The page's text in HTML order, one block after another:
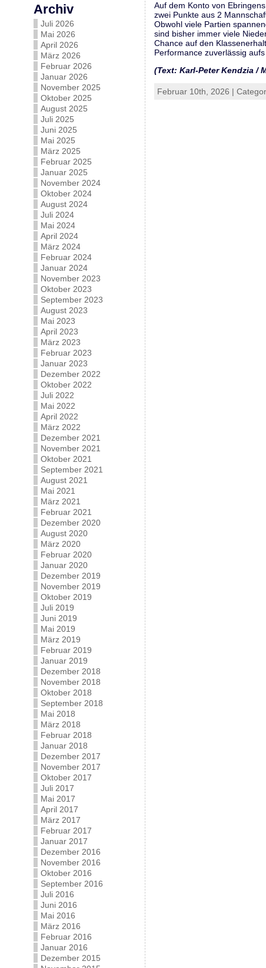
Archiv
Juli 2026
Mai 2026
April 2026
März 2026
Februar 2026
Januar 2026
November 2025
Oktober 2025
August 2025
Juli 2025
Juni 2025
Mai 2025
März 2025
Februar 2025
Januar 2025
November 2024
Oktober 2024
August 2024
Juli 2024
Mai 2024
April 2024
März 2024
Februar 2024
Januar 2024
November 2023
Oktober 2023
September 2023
August 2023
Mai 2023
April 2023
März 2023
Februar 2023
Januar 2023
Dezember 2022
Oktober 2022
Juli 2022
Mai 2022
April 2022
März 2022
Dezember 2021
November 2021
Oktober 2021
September 2021
August 2021
Mai 2021
März 2021
Februar 2021
Dezember 2020
August 2020
März 2020
Februar 2020
Januar 2020
Dezember 2019
November 2019
Oktober 2019
Juli 2019
Juni 2019
Mai 2019
März 2019
Februar 2019
Januar 2019
Dezember 2018
November 2018
Oktober 2018
September 2018
Mai 2018
März 2018
Februar 2018
Januar 2018
Dezember 2017
November 2017
Oktober 2017
Juli 2017
Mai 2017
April 2017
März 2017
Februar 2017
Januar 2017
Dezember 2016
November 2016
Oktober 2016
September 2016
Juli 2016
Juni 2016
Mai 2016
März 2016
Februar 2016
Januar 2016
Dezember 2015
Auf dem Konto von
zwei Punkte aus 2
Obwohl viele Partien
sind bisher immer viele
Chance auf den
Performance zuverlässig
(Text: Karl-Peter Kendzia /
Februar 10th, 2026 |